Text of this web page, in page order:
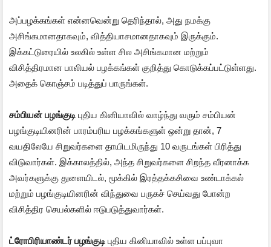
அப்பழக்கங்கள் என்னவென்று தெரிந்தால், அது நமக்கு
அசிங்கமானதாகவும், வித்தியாசமானதாகவும் இருக்கும்.
இக்கட்டுரையில் உலகில் உள்ள சில அசிங்கமான மற்றும்
விசித்திரமான பாலியல் பழக்கங்கள் குறித்து கொடுக்கப்பட்டுள்ளது.
அதைக் கொஞ்சம் படித்துப் பாருங்கள்.
சம்பியன் பழங்குடி புதிய கினியாவில் வாழ்ந்து வரும் சம்பியன்
பழங்குடியினரின் பாரம்பரிய பழக்கங்களுள் ஒன்று தான், 7
வயதிலேயே சிறுவர்களை தாயிடமிருந்து 10 வருடங்கள் பிரித்து
விடுவார்கள். இக்காலத்தில், அந்த சிறுவர்களை சிறந்த வீரனாக்க
அவர்களுக்கு துளையிடல், மூக்கில் இரத்தக்கசிவை உண்டாக்கல்
மற்றும் பழங்குடியினரின் விந்துவை பருகச் செய்வது போன்ற
விசித்திர செயல்களில் ஈடுபடுத்துவார்கள்.
ட்ரோபிரியாண்டர் பழங்குடி புதிய கினியாவில் உள்ள பப்புவா